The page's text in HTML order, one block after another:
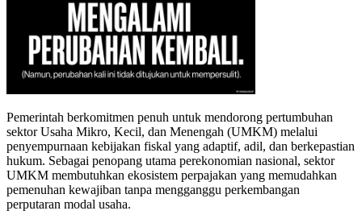
Pemerintah berkomitmen penuh untuk mendorong pertumbuhan
sektor Usaha Mikro, Kecil, dan Menengah (UMKM) melalui
penyempurnaan kebijakan fiskal yang adaptif, adil, dan berkepastian
hukum. Sebagai penopang utama perekonomian nasional, sektor
UMKM membutuhkan ekosistem perpajakan yang memudahkan
pemenuhan kewajiban tanpa mengganggu perkembangan
perputaran modal usaha.